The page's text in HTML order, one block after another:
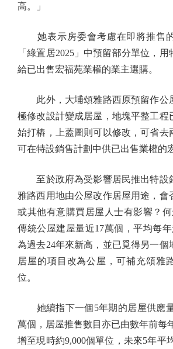
高。」
她表示房委會考慮在即將推售的
「綠置居2025」中預留部分單位，
給已出售宏福苑業權的業主選購。
此外，大埔頌雅路西原預留作公
極修改設計變成居屋，地塊平整工程
始打樁，上蓋圖則可以修改，可省去
可在特設銷售計劃中供已出售業權的
至於政府為受影響居民推出特設
雅路西用地由公屋改作居屋用途，會
或其他有意購買居屋人士有影響？
傳統公屋建屋量近17萬個，平均每年
為過去24年來新高，並已覓得另一個
居屋的項目改為公屋，可補充頌雅
位。
她續指下一個5年期的居屋供應量
萬個，居屋推售數目亦已由數年前每
增至現時約9,000個單位，未來5年平